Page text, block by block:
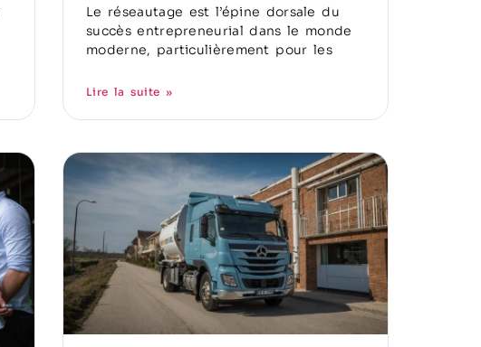
Le réseautage est l’épine dorsale du
succès entrepreneurial dans le monde
moderne, particulièrement pour les
Lire la suite »